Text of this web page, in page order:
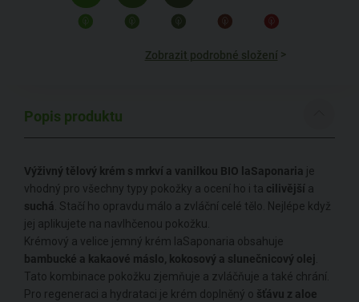
Zobrazit podrobné složení >
Popis produktu
Výživný tělový krém s mrkví a vanilkou BIO laSaponaria je
vhodný pro všechny typy pokožky a ocení ho i ta cilivější a
suchá . Stačí ho opravdu málo a zvláční celé tělo. Nejlépe když
jej aplikujete na navlhčenou pokožku.
Krémový a velice jemný krém laSaponaria obsahuje
bambucké a kakaové máslo, kokosový a slunečnicový olej
Tato kombinace pokožku zjemňuje a zvláčňuje a také chrání.
Pro regeneraci a hydrataci je krém doplněný o šťávu z aloe